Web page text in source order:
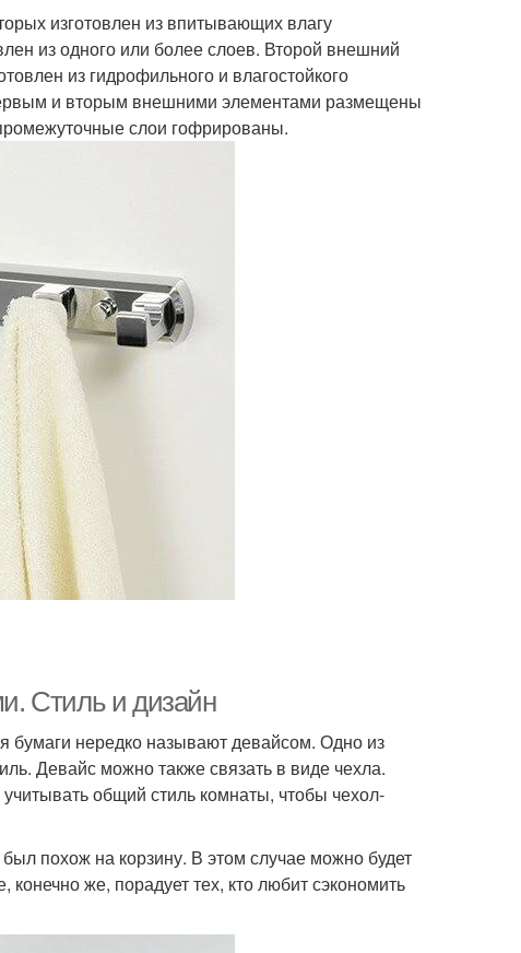
изготовлен из впитывающих влагу
из одного или более слоев. Второй внешний
из гидрофильного и влагостойкого
и вторым внешними элементами размещены
слои гофрированы.
Стиль и дизайн
бумаги нередко называют девайсом. Одно из
Девайс можно также связать в виде чехла.
общий стиль комнаты, чтобы чехол-
похож на корзину. В этом случае можно будет
же, порадует тех, кто любит сэкономить